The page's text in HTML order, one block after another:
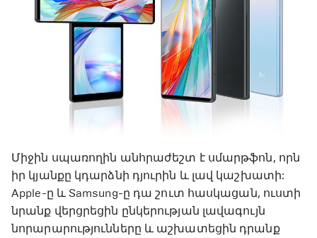
Միջին սպառողին անհրաժեշտ է սմարթֆոն, որն
իր կյանքը կդարձնի դյուրին և լավ կաշխատի:
Apple-ը և Samsung-ը դա շուտ հասկացան, ուստի
նրանք վերցրեցին ընկերության լավագույն
նորարարությունները և աշխատեցին դրանք